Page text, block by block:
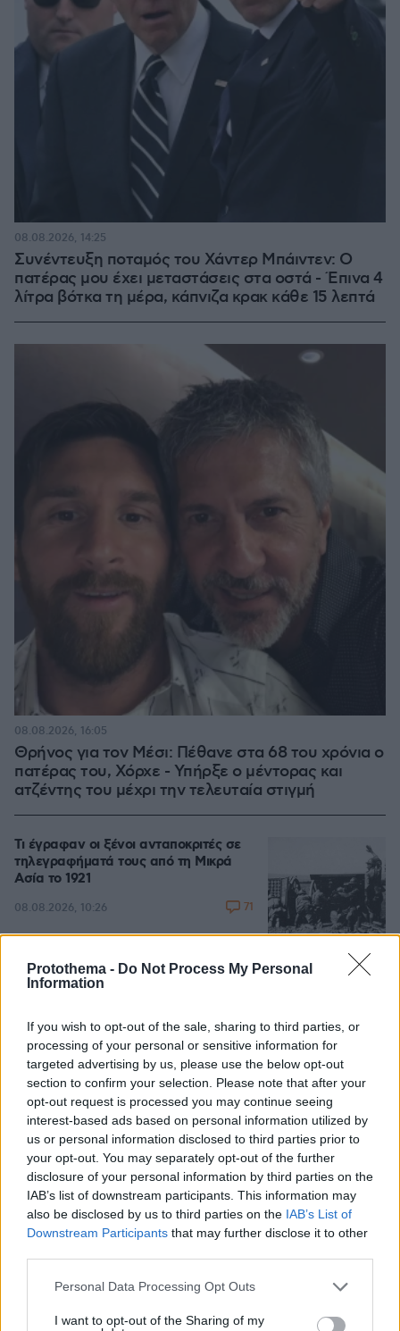
Protothema - Do Not Process My Personal
Information
If you wish to opt-out of the sale, sharing to third parties, or
processing of your personal or sensitive information for
targeted advertising by us, please use the below opt-out
section to confirm your selection. Please note that after your
opt-out request is processed you may continue seeing
interest-based ads based on personal information utilized by
us or personal information disclosed to third parties prior to
your opt-out. You may separately opt-out of the further
disclosure of your personal information by third parties on the
IAB’s list of downstream participants. This information may
also be disclosed by us to third parties on the IAB’s List of
Downstream Participants that may further disclose it to other
Please note that this website/app uses one or more Google
not limited to your visit or usage behaviour. You may click to
Personal Data Processing Opt Outs
I want to opt-out of the Sharing of my
Συνέντευξη ποταμός του Χάντερ Μπάιντεν: Ο
πατέρας μου έχει μεταστάσεις στα οστά - Έπινα 4
λίτρα βότκα τη μέρα, κάπνιζα κρακ κάθε 15 λεπτά
08.08.2026, 14:25
Θρήνος για τον Μέσι: Πέθανε στα 68 του χρόνια ο
πατέρας του, Χόρχε - Υπήρξε ο μέντορας και
ατζέντης του μέχρι την τελευταία στιγμή
08.08.2026, 16:05
Τι έγραφαν οι ξένοι ανταποκριτές σε
τηλεγραφήματά τους από τη Μικρά
Ασία το 1921
08.08.2026, 10:26 71
θάνατος
08.08.2026, 15:07 62
Προήχθη σε Αστυνόμο Α' η
Κωνσταντία Δημογλίδου
08.08.2026, 14:57 40
ενώ επιχειρούσε σε μεγάλη δασική